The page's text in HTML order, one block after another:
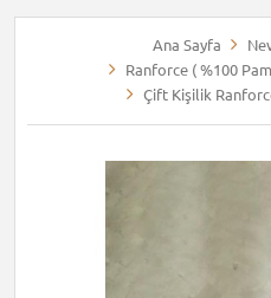
Ana Sayfa
Ranforce ( %100
Çift Kişilik